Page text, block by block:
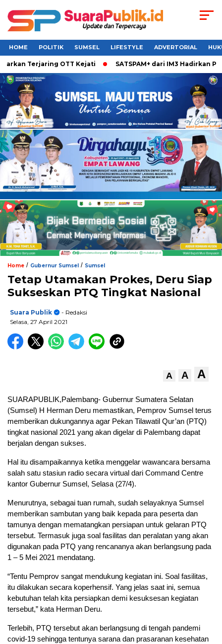
HOME POLITIK SUMSEL LIFESTYLE ADVERTORIAL
Terjaring OTT Kejati SATSPAM+ dari IM3 Hadirkan
Home / Gubernur Sumsel / Sumsel
Tetap Utamakan Prokes, Deru Siap
Sukseskan PTQ Tingkat Nasional
Suara Publik
- Redaksi
Selasa, 27 April 2021
A A A
SUARAPUBLIK,Palembang- Gubernur Sumatera Selatan
(Sumsel) H Herman Deru memastikan, Pemprov Sumsel terus
memberikan dukungannya agar Pekan Tilawatil Qur’an (PTQ)
tingkat nasional 2021 yang akan digelar di Palembang dapat
berjalan dengan sukses.
Hal itu disampaikannya ketika menggelar wawancara bersama
salah satu stasiun radio secara virtual dari Command Centre
kantor Gubernur Sumsel, Selasa (27/4).
Menurutnya, sebagai tuan rumah, sudah selayaknya Sumsel
memberikan sambutan yang baik kepada para peserta dan
tamunya dengan mematangkan persiapan untuk gelaran PTQ
tersebut. Termasuk juga soal fasilitas dan peralatan yang akan
digunakan pada PTQ yang rencananya akan berlangsung pada
1 – 5 Mei 2021 mendatang.
“Tentu Pemprov sangat mendukung kegiatan ini. Soal fasilitas,
itu dilakukan secara koperhensif. Yang jelas saat ini, semua
kebutuhan telah kita persiapkan demi kesuksesan kegiatan
tersebut,” kata Herman Deru.
Terlebih, PTQ tersebut akan berlangsung di tengah pandemi
covid-19 sehingga tentunya sarana dan prasaranan kesehatan